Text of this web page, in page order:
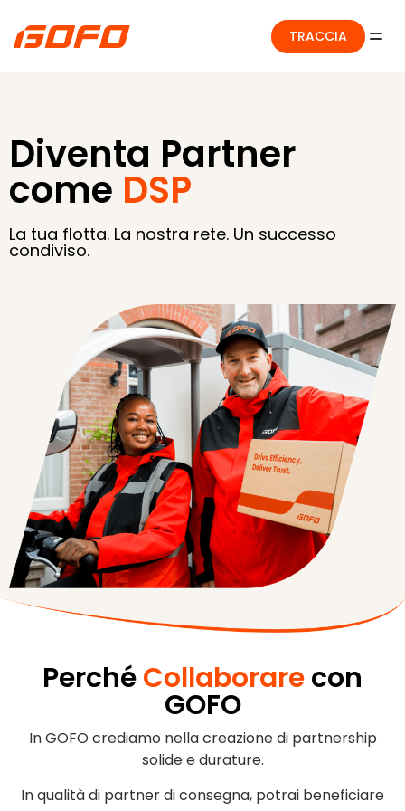
TRACCIA
Diventa Partner
come DSP
La tua flotta. La nostra rete. Un successo
condiviso.
PerchéCollaborarecon
GOFO
In GOFO crediamo nella creazione di partnership
solide e durature.
In qualità di partner di consegna, potrai beneficiare